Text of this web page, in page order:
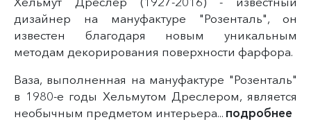
дизайнер на мануфактуре "Розенталь", он
известен благодаря новым уникальным
методам декорирования поверхности фарфора.
Ваза, выполненная на мануфактуре "Розенталь"
в 1980-е годы Хельмутом Дреслером, является
необычным предметом интерьера... подробнее